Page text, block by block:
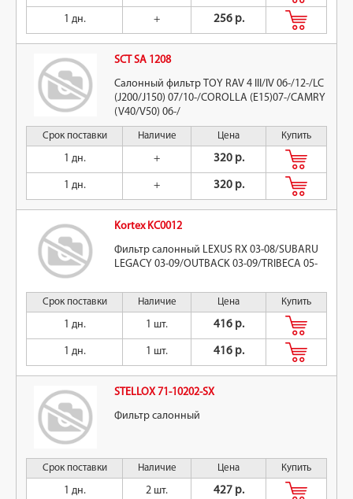
1 дн. + 256 р.
SCT SA 1208
Салонный фильтр TOY RAV 4 III/IV 06-/12-/LC
(J200/J150) 07/10-/COROLLA (E15)07-/CAMRY
(V40/V50) 06-/
Срок поставки Наличие Цена Купить
1 дн. + 320 р.
1 дн. + 320 р.
Kortex KC0012
Фильтр салонный LEXUS RX 03-08/SUBARU
LEGACY 03-09/OUTBACK 03-09/TRIBECA 05-
Срок поставки Наличие Цена Купить
1 дн. 1 шт. 416 р.
1 дн. 1 шт. 416 р.
STELLOX 71-10202-SX
Фильтр салонный
Срок поставки Наличие Цена Купить
1 дн. 2 шт. 427 р.